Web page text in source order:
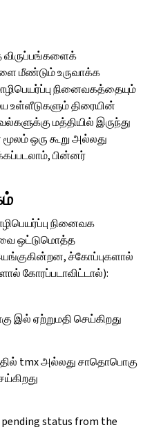
மீண்டும் உருவாக்க
நினைவகத்தையும்
உள்ளீடுகளும் திரையின்
மத்தியில் இருந்து
ஒரு கூறு அல்லது
பின்னர்
நினைவக
ஒட்டுமொத்த
ச்கோப்புகளால்
கோரப்படாவிட்டால்):
ஏற்றுமதி செய்கிறது
tmx அல்லது சாதொபொகு
status from the